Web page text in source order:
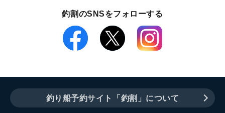
釣割のSNSをフォローする
釣り船予約サイト「釣割」について